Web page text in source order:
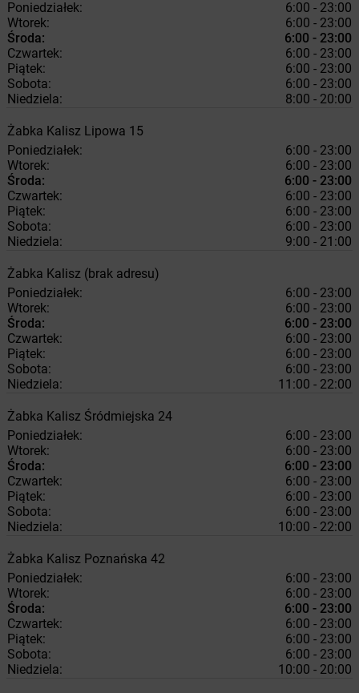
Poniedziałek:
6:00 - 23:00
Wtorek:
6:00 - 23:00
Środa:
6:00 - 23:00
Czwartek:
6:00 - 23:00
Piątek:
6:00 - 23:00
Sobota:
6:00 - 23:00
Niedziela:
8:00 - 20:00
Żabka Kalisz Lipowa 15
Poniedziałek:
6:00 - 23:00
Wtorek:
6:00 - 23:00
Środa:
6:00 - 23:00
Czwartek:
6:00 - 23:00
Piątek:
6:00 - 23:00
Sobota:
6:00 - 23:00
Niedziela:
9:00 - 21:00
Żabka Kalisz (brak adresu)
Poniedziałek:
6:00 - 23:00
Wtorek:
6:00 - 23:00
Środa:
6:00 - 23:00
Czwartek:
6:00 - 23:00
Piątek:
6:00 - 23:00
Sobota:
6:00 - 23:00
Niedziela:
11:00 - 22:00
Żabka Kalisz Śródmiejska 24
Poniedziałek:
6:00 - 23:00
Wtorek:
6:00 - 23:00
Środa:
6:00 - 23:00
Czwartek:
6:00 - 23:00
Piątek:
6:00 - 23:00
Sobota:
6:00 - 23:00
Niedziela:
10:00 - 22:00
Żabka Kalisz Poznańska 42
Poniedziałek:
6:00 - 23:00
Wtorek:
6:00 - 23:00
Środa:
6:00 - 23:00
Czwartek:
6:00 - 23:00
Piątek:
6:00 - 23:00
Sobota:
6:00 - 23:00
Niedziela:
10:00 - 20:00